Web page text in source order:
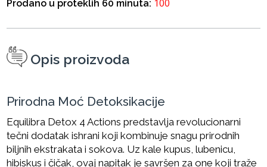
Prodano u proteklih 60 minuta: 100
Opis proizvoda
Prirodna Moć Detoksikacije
Equilibra Detox 4 Actions predstavlja revolucionarni
tečni dodatak ishrani koji kombinuje snagu prirodnih
biljnih ekstrakata i sokova. Uz kale kupus, lubenicu,
hibiskus i čičak, ovaj napitak je savršen za one koji traže